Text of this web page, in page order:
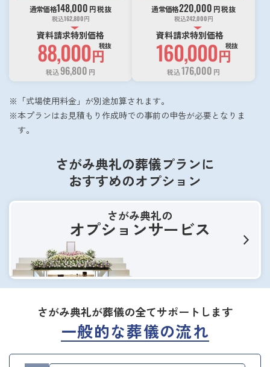
通常価格148,000 円税抜
税込162,800円
資料請求特別価格
88,000円
税抜
税込96,800 円
通常価格220,000 円税抜
税込242,000円
資料請求特別価格
160,000円
税抜
税込176,000 円
「式場使用料金」が別途加算されます。
本プランはお見積もり作成時での事前の申告が必要となりま
す。
さがみ典礼の葬儀プランに
おすすめのオプション
さがみ典礼の
オプションサービス
さがみ典礼が葬儀の全てサポートします
一般的な葬儀の流れ